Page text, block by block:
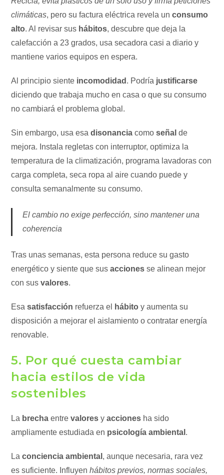
climáticas, pero su factura eléctrica revela unconsumo
alto. Al revisar sus hábitos, descubre que deja la
calefacción a 23 grados, usa secadora casi a diario y
mantiene varios equipos en espera.
Al principio siente incomodidad . Podría justificarse
diciendo que trabaja mucho en casa o que su consumo
no cambiará el problema global.
Sin embargo, usa esadisonancia comoseñal de
mejora. Instala regletas con interruptor, optimiza la
temperatura de la climatización, programa lavadoras con
carga completa, seca ropa al aire cuando puede y
consulta semanalmente su consumo.
El cambio no exige perfección, sino mantener una
coherencia
Tras unas semanas, esta persona reduce su gasto
energético y siente que susacciones se alinean mejor
con susvalores.
Esasatisfacción refuerza el hábito y aumenta su
disposición a mejorar el aislamiento o contratar energía
renovable.
5. Por qué cuesta cambiar
hacia estilos de vida
sostenibles
La brecha entrevalores y acciones ha sido
ampliamente estudiada en psicología ambiental .
Laconciencia ambiental , aunque necesaria, rara vez
es suficiente. Influyenhábitos previos, normas sociales,